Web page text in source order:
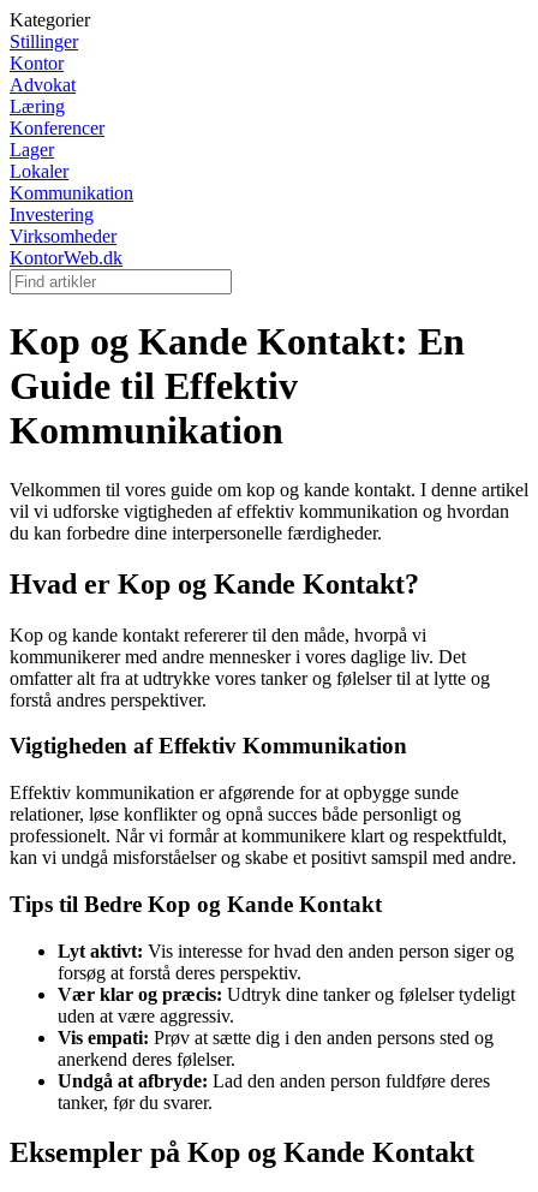
Kategorier
Stillinger
Kontor
Advokat
Læring
Konferencer
Lager
Lokaler
Kommunikation
Investering
Virksomheder
KontorWeb.dk
Kop og Kande Kontakt: En
Guide til Effektiv
Kommunikation
Velkommen til vores guide om kop og kande kontakt. I denne artikel
vil vi udforske vigtigheden af effektiv kommunikation og hvordan
du kan forbedre dine interpersonelle færdigheder.
Hvad er Kop og Kande Kontakt?
Kop og kande kontakt refererer til den måde, hvorpå vi
kommunikerer med andre mennesker i vores daglige liv. Det
omfatter alt fra at udtrykke vores tanker og følelser til at lytte og
forstå andres perspektiver.
Vigtigheden af Effektiv Kommunikation
Effektiv kommunikation er afgørende for at opbygge sunde
relationer, løse konflikter og opnå succes både personligt og
professionelt. Når vi formår at kommunikere klart og respektfuldt,
kan vi undgå misforståelser og skabe et positivt samspil med andre.
Tips til Bedre Kop og Kande Kontakt
Lyt aktivt: Vis interesse for hvad den anden person siger og
forsøg at forstå deres perspektiv.
Vær klar og præcis: Udtryk dine tanker og følelser tydeligt
uden at være aggressiv.
Vis empati: Prøv at sætte dig i den anden persons sted og
anerkend deres følelser.
Undgå at afbryde: Lad den anden person fuldføre deres
tanker, før du svarer.
Eksempler på Kop og Kande Kontakt